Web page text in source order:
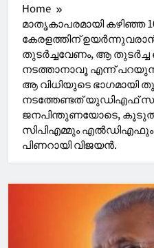
Home
മാതൃകാപരമായി കഴിഞ്ഞ
കേരളത്തിന്
തുടര്‍ച്ചവേണം, ആ തുടര്‍ച്ച
നടത്താനാവൂ എന്ന്
ആ വിധിയുടെ ഭാഗമായി
നടത്തേണ്ടത് യുഡിഎഫ്
ജനപിന്തുണയോടെ,
സിപിഎമ്മും എല്‍ഡിഎഫും
പിണറായി വിജയൻ.